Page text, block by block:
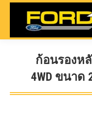
ก้อนรองหลั
4WD ขนาด